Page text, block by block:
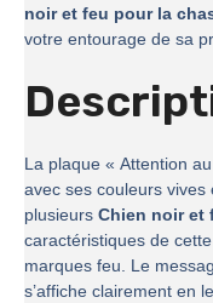
noir et feu pour la
votre entourage de sa
La plaque « Attention
avec ses couleurs
plusieurs Chien noir et
caractéristiques de
marques feu. Le
s’affiche clairement en